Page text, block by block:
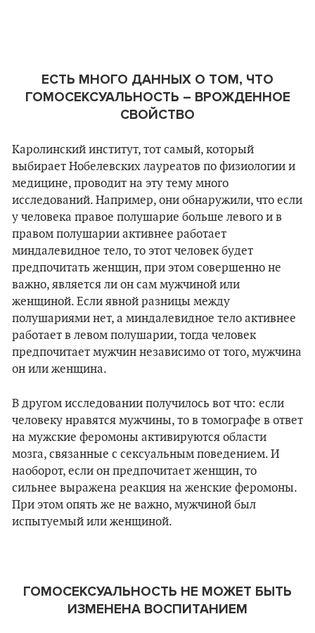
ЕСТЬ МНОГО ДАННЫХ О ТОМ, ЧТО
ГОМОСЕКСУАЛЬНОСТЬ – ВРОЖДЕННОЕ
СВОЙСТВО
Каролинский институт, тот самый, который
выбирает Нобелевских лауреатов по физиологии и
медицине, проводит на эту тему много
исследований. Например, они обнаружили, что если
у человека правое полушарие больше левого и в
правом полушарии активнее работает
миндалевидное тело, то этот человек будет
предпочитать женщин, при этом совершенно не
важно, является ли он сам мужчиной или
женщиной. Если явной разницы между
полушариями нет, а миндалевидное тело активнее
работает в левом полушарии, тогда человек
предпочитает мужчин независимо от того, мужчина
он или женщина.
В другом исследовании получилось вот что: если
человеку нравятся мужчины, то в томографе в ответ
на мужские феромоны активируются области
мозга, связанные с сексуальным поведением. И
наоборот, если он предпочитает женщин, то
сильнее выражена реакция на женские феромоны.
При этом опять же не важно, мужчиной был
испытуемый или женщиной.
ГОМОСЕКСУАЛЬНОСТЬ НЕ МОЖЕТ БЫТЬ
ИЗМЕНЕНА ВОСПИТАНИЕМ